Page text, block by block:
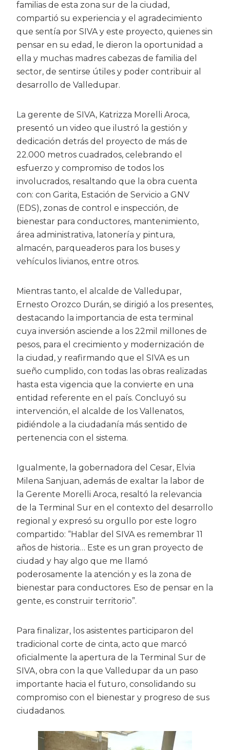
familias de esta zona sur de la ciudad,
compartió su experiencia y el agradecimiento
que sentía por SIVA y este proyecto, quienes sin
pensar en su edad, le dieron la oportunidad a
ella y muchas madres cabezas de familia del
sector, de sentirse útiles y poder contribuir al
desarrollo de Valledupar.
La gerente de SIVA, Katrizza Morelli Aroca,
presentó un video que ilustró la gestión y
dedicación detrás del proyecto de más de
22.000 metros cuadrados, celebrando el
esfuerzo y compromiso de todos los
involucrados, resaltando que la obra cuenta
con: con Garita, Estación de Servicio a GNV
(EDS), zonas de control e inspección, de
bienestar para conductores, mantenimiento,
área administrativa, latonería y pintura,
almacén, parqueaderos para los buses y
vehículos livianos, entre otros.
Mientras tanto, el alcalde de Valledupar,
Ernesto Orozco Durán, se dirigió a los presentes,
destacando la importancia de esta terminal
cuya inversión asciende a los 22mil millones de
pesos, para el crecimiento y modernización de
la ciudad, y reafirmando que el SIVA es un
sueño cumplido, con todas las obras realizadas
hasta esta vigencia que la convierte en una
entidad referente en el país. Concluyó su
intervención, el alcalde de los Vallenatos,
pidiéndole a la ciudadanía más sentido de
pertenencia con el sistema.
Igualmente, la gobernadora del Cesar, Elvia
Milena Sanjuan, además de exaltar la labor de
la Gerente Morelli Aroca, resaltó la relevancia
de la Terminal Sur en el contexto del desarrollo
regional y expresó su orgullo por este logro
compartido: “Hablar del SIVA es remembrar 11
años de historia… Este es un gran proyecto de
ciudad y hay algo que me llamó
poderosamente la atención y es la zona de
bienestar para conductores. Eso de pensar en la
gente, es construir territorio”.
Para finalizar, los asistentes participaron del
tradicional corte de cinta, acto que marcó
oficialmente la apertura de la Terminal Sur de
SIVA, obra con la que Valledupar da un paso
importante hacia el futuro, consolidando su
compromiso con el bienestar y progreso de sus
ciudadanos.